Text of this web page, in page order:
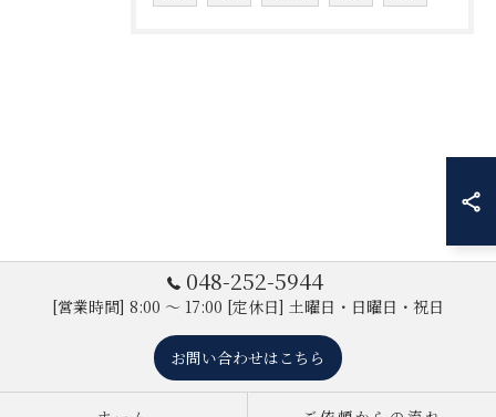
048-252-5944
[営業時間] 8:00 ～ 17:00 [定休日] 土曜日・日曜日・祝日
お問い合わせはこちら